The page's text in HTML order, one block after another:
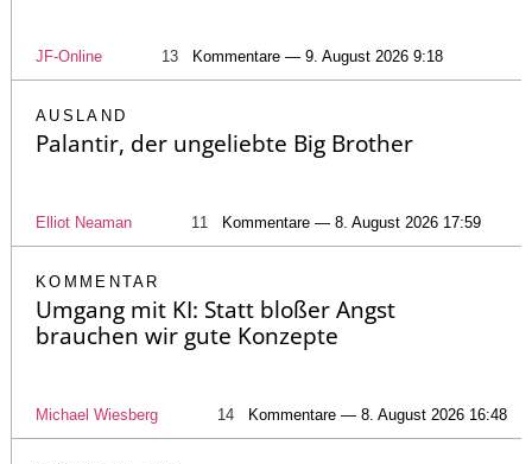
JF-Online 13 Kommentare — 9. August 2026 9:18
AUSLAND
Palantir, der ungeliebte Big Brother
Elliot Neaman 11 Kommentare — 8. August 2026 17:59
KOMMENTAR
Umgang mit KI: Statt bloßer Angst
brauchen wir gute Konzepte
Michael Wiesberg 14 Kommentare — 8. August 2026 16:48